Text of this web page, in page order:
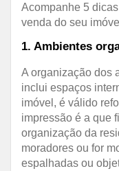
Acompanhe 5
venda do seu
1. Ambientes
A organização dos
inclui espaços
imóvel, é válido
impressão é a que
organização da
moradores ou for
espalhadas ou